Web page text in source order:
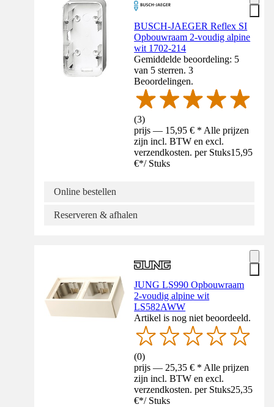
BUSCH-JAEGER Reflex SI
Opbouwraam 2-voudig alpine
wit 1702-214
Gemiddelde beoordeling: 5
van 5 sterren. 3
Beoordelingen.
(3)
prijs — 15,95 € * Alle prijzen
zijn incl. BTW en excl.
verzendkosten. per Stuks15,95
€*/ Stuks
Online bestellen
Reserveren & afhalen
JUNG LS990 Opbouwraam
2-voudig alpine wit
LS582AWW
Artikel is nog niet beoordeeld.
(0)
prijs — 25,35 € * Alle prijzen
zijn incl. BTW en excl.
verzendkosten. per Stuks25,35
€*/ Stuks